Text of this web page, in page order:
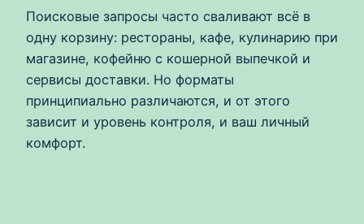
Поисковые запросы часто сваливают всё в
одну корзину: рестораны, кафе, кулинарию при
магазине, кофейню с кошерной выпечкой и
сервисы доставки. Но форматы
принципиально различаются, и от этого
зависит и уровень контроля, и ваш личный
комфорт.